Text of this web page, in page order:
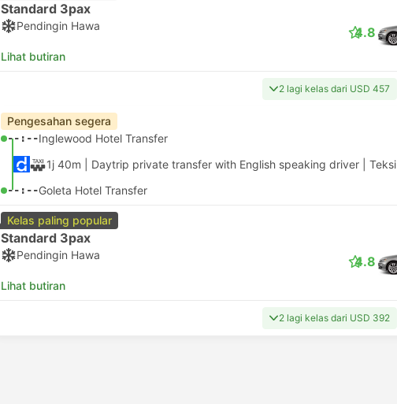
Standard 3pax
Pendingin Hawa
Lihat butiran
4.8
2 lagi kelas dari USD 457
Pengesahan segera
--:--Inglewood Hotel Transfer
1j 40m | Daytrip private transfer with English speaking driver Teksi
--:--Goleta Hotel Transfer
Kelas paling popular
Standard 3pax
Pendingin Hawa
Lihat butiran
4.8
2 lagi kelas dari USD 392